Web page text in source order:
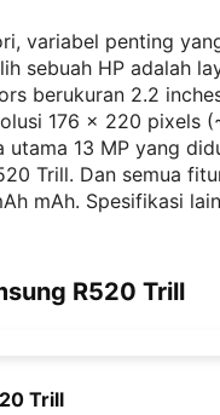
variabel penting
sebuah HP adalah
berukuran 2.2
176 x 220 pixels
13 MP yang
Trill. Dan semua
mAh. Spesifikasi
R520 Trill
Trill